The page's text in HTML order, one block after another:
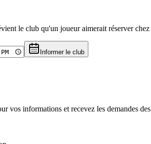
le club qu'un joueur aimerait réserver
Informer le club
vos informations et recevez les demandes